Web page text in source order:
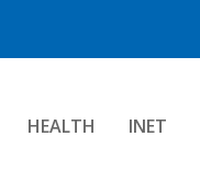
HEALTH INET